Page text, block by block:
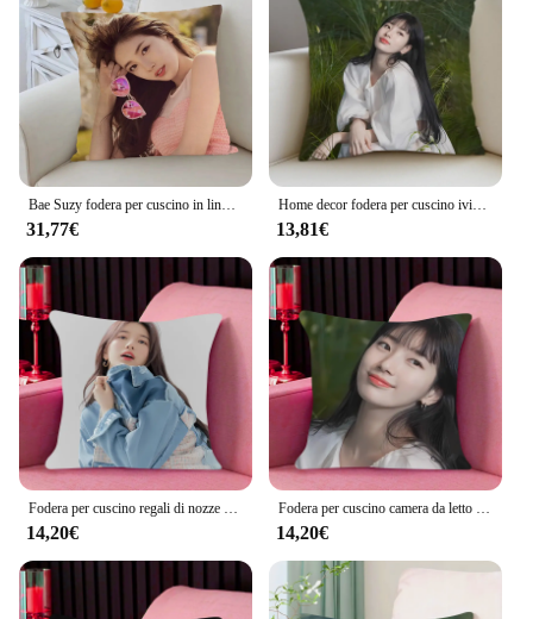
Bae Suzy fodera per cuscino in lino 45x45 cuscini copricuscini Bratz Home Emu Oori cuscino ornamentale in stile scandinavo bassotto cane Kanye
31,77€
Home decor fodera per cuscino iving kpop Bae Suzy room bedroomo office car Dakimakura cuscini di tiro federa quadrata decorazioni per la casa
13,81€
Fodera per cuscino regali di nozze di compleanno 40x40 B-Bae Suzys cuscini moda fodere Dakimakura cuscini federa iving room
14,20€
Fodera per cuscino camera da letto ufficio auto Dakimakura B-Bae Suzys cuscini di moda iving room federa di lusso decorazioni per la casa
14,20€